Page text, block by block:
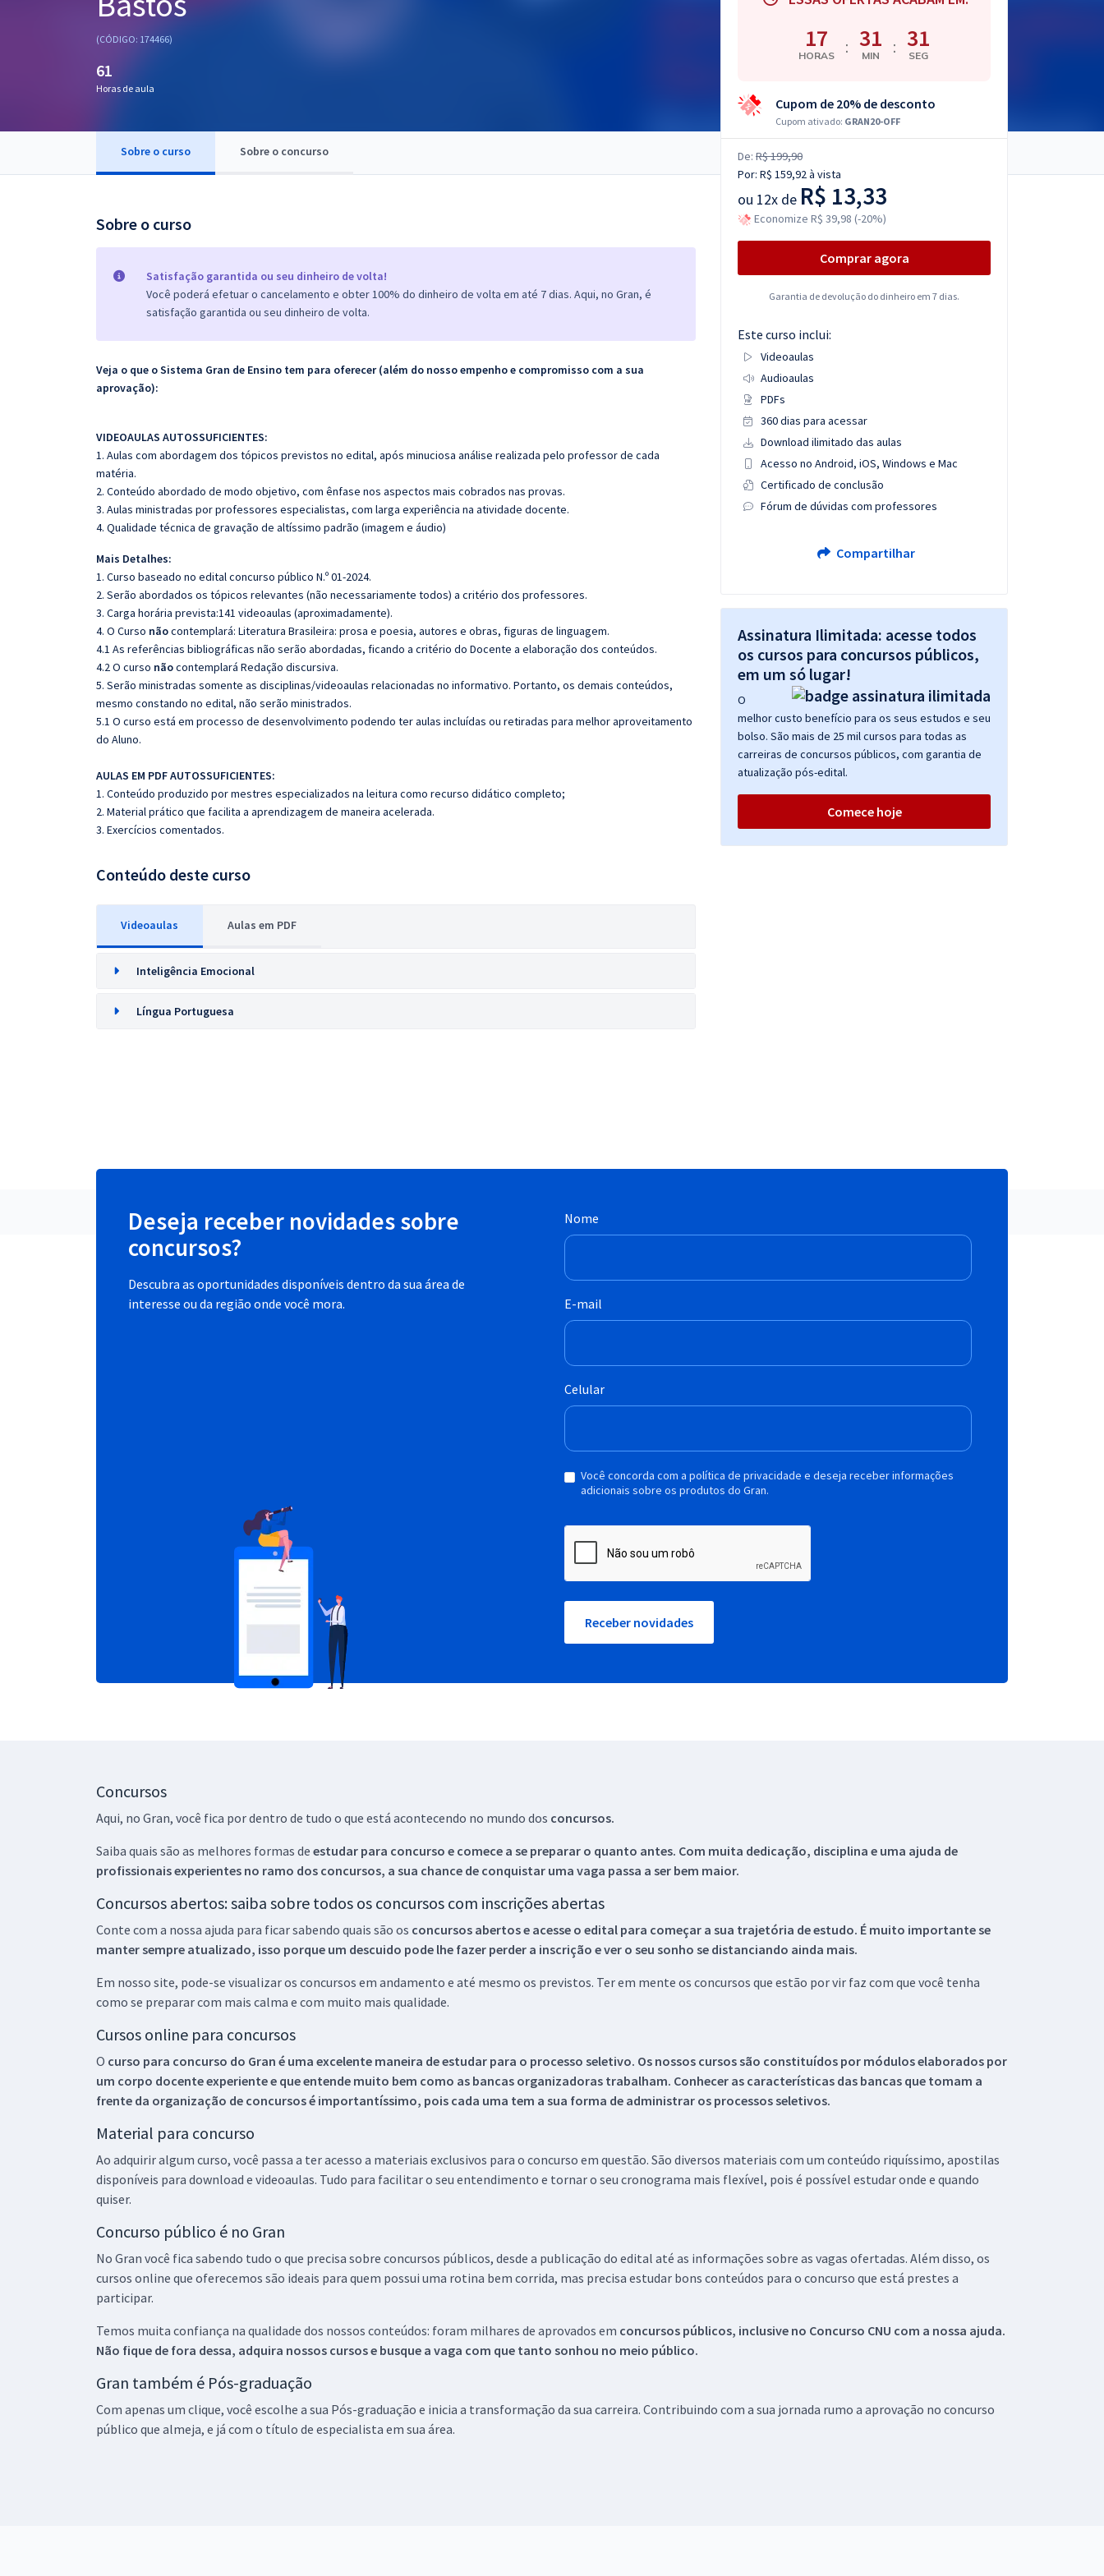
Questões grátis
(CÓDIGO: 174466)
61
Horas de aula
Sobre o curso Sobre o concurso
Sobre o curso
Satisfação garantida ou seu dinheiro de volta!
Você poderá efetuar o cancelamento e obter 100% do dinheiro de volta em até 7 dias. Aqui, no Gran, é
satisfação garantida ou seu dinheiro de volta.
Veja o que o Sistema Gran de Ensino tem para oferecer (além do nosso empenho e compromisso com a sua
aprovação):
VIDEOAULAS AUTOSSUFICIENTES:
1. Aulas com abordagem dos tópicos previstos no edital, após minuciosa análise realizada pelo professor de cada
matéria.
2. Conteúdo abordado de modo objetivo, com ênfase nos aspectos mais cobrados nas provas.
3. Aulas ministradas por professores especialistas, com larga experiência na atividade docente.
4. Qualidade técnica de gravação de altíssimo padrão (imagem e áudio)
Mais Detalhes:
1. Curso baseado no edital concurso público N.º 01-2024.
2. Serão abordados os tópicos relevantes (não necessariamente todos) a critério dos professores.
3. Carga horária prevista:141 videoaulas (aproximadamente).
4. O Curso nãocontemplará: Literatura Brasileira: prosa e poesia, autores e obras, figuras de linguagem.
4.1 As referências bibliográficas não serão abordadas, ficando a critério do Docente a elaboração dos conteúdos.
4.2 O curso nãocontemplará Redação discursiva.
5. Serão ministradas somente as disciplinas/videoaulas relacionadas no informativo. Portanto, os demais conteúdos,
mesmo constando no edital, não serão ministrados.
5.1 O curso está em processo de desenvolvimento podendo ter aulas incluídas ou retiradas para melhor aproveitamento
do Aluno.
AULAS EM PDF AUTOSSUFICIENTES:
1. Conteúdo produzido por mestres especializados na leitura como recurso didático completo;
2. Material prático que facilita a aprendizagem de maneira acelerada.
3. Exercícios comentados.
Conteúdo deste curso
Videoaulas Aulas em PDF
Inteligência Emocional
Língua Portuguesa
17
HORAS : 31
MIN : 30
SEG
Cupom de 20% de desconto
Cupom ativado: GRAN20-OFF
De: R$ 199,90
Por: R$ 159,92à vista
ou 12x de R$ 13,33
Economize R$ 39,98 (-20%)
Comprar agora
Garantia de devolução do dinheiro em 7 dias.
Este curso inclui:
Videoaulas
Audioaulas
PDFs
360 dias para acessar
Download ilimitado das aulas
Acesso no Android, iOS, Windows e Mac
Certificado de conclusão
Fórum de dúvidas com professores
Compartilhar
Assinatura Ilimitada: acesse todos
os cursos para concursos públicos,
em um só lugar!
O
melhor custo benefício para os seus estudos e seu
bolso. São mais de 25 mil cursos para todas as
carreiras de concursos públicos, com garantia de
atualização pós-edital.
Comece hoje
Deseja receber novidades sobre
concursos?
Descubra as oportunidades disponíveis dentro da sua área de
interesse ou da região onde você mora.
Nome
E-mail
Celular
Você concorda com a política de privacidade e deseja receber informações
adicionais sobre os produtos do Gran.
Receber novidades
Concursos
Aqui, no Gran, você fica por dentro de tudo o que está acontecendo no mundo dos concursos.
Saiba quais são as melhores formas de estudar para concurso e comece a se preparar o quanto antes. Com muita dedicação, disciplina e uma ajuda de
profissionais experientes no ramo dos concursos, a sua chance de conquistar uma vaga passa a ser bem maior.
Concursos abertos: saiba sobre todos os concursos com inscrições abertas
Conte com a nossa ajuda para ficar sabendo quais são os concursos abertos e acesse o edital para começar a sua trajetória de estudo. É muito importante se
manter sempre atualizado, isso porque um descuido pode lhe fazer perder a inscrição e ver o seu sonho se distanciando ainda mais.
Em nosso site, pode-se visualizar os concursos em andamento e até mesmo os previstos. Ter em mente os concursos que estão por vir faz com que você tenha
como se preparar com mais calma e com muito mais qualidade.
Cursos online para concursos
O curso para concurso do Gran é uma excelente maneira de estudar para o processo seletivo. Os nossos cursos são constituídos por módulos elaborados por
um corpo docente experiente e que entende muito bem como as bancas organizadoras trabalham. Conhecer as características das bancas que tomam a
frente da organização de concursos é importantíssimo, pois cada uma tem a sua forma de administrar os processos seletivos.
Material para concurso
Ao adquirir algum curso, você passa a ter acesso a materiais exclusivos para o concurso em questão. São diversos materiais com um conteúdo riquíssimo, apostilas
disponíveis para download e videoaulas. Tudo para facilitar o seu entendimento e tornar o seu cronograma mais flexível, pois é possível estudar onde e quando
quiser.
Concurso público é no Gran
No Gran você fica sabendo tudo o que precisa sobre concursos públicos, desde a publicação do edital até as informações sobre as vagas ofertadas. Além disso, os
cursos online que oferecemos são ideais para quem possui uma rotina bem corrida, mas precisa estudar bons conteúdos para o concurso que está prestes a
participar.
Temos muita confiança na qualidade dos nossos conteúdos: foram milhares de aprovados em concursos públicos, inclusive no Concurso CNU com a nossa ajuda.
Não fique de fora dessa, adquira nossos cursos e busque a vaga com que tanto sonhou no meio público.
Gran também é Pós-graduação
Com apenas um clique, você escolhe a sua Pós-graduação e inicia a transformação da sua carreira. Contribuindo com a sua jornada rumo a aprovação no concurso
público que almeja, e já com o título de especialista em sua área.